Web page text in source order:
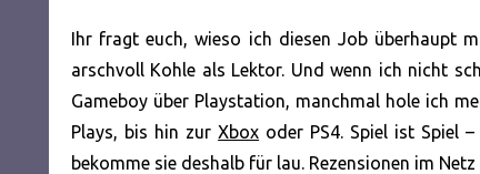
Ihr fragt euch, wieso ich diesen Job überhaupt
arschvoll Kohle als Lektor. Und wenn ich nicht
Gameboy über Playstation, manchmal hole ich
Plays, bis hin zurXbox oder PS4. Spiel ist Spiel
bekomme sie deshalb für lau. Rezensionen im